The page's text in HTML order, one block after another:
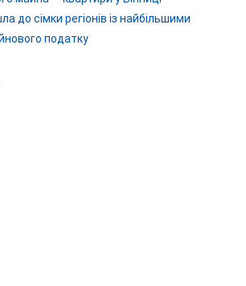
до сімки регіонів із найбільшими
податку